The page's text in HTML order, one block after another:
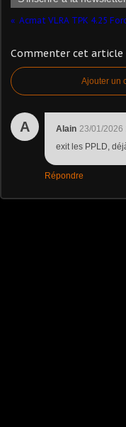
Commenter cet article
Ajouter un
A Alain 23/01/2026
exit les PPLD,
Répondre